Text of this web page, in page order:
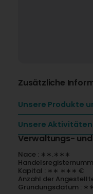
Zusätzliche
Unsere Produkte
Unsere Aktivitäten
Verwaltungs-
Nace : ∗∗.∗∗∗
Kapital : ∗∗ ∗∗∗ €
Anzahl der
Gründungsdatum :